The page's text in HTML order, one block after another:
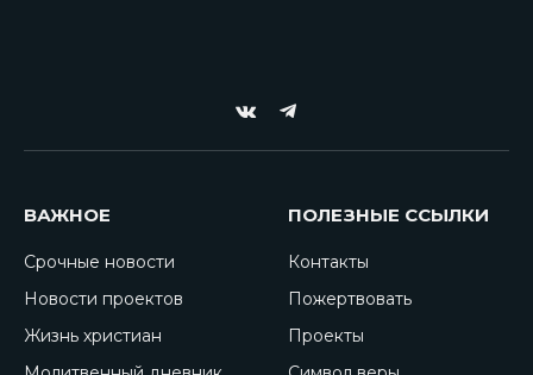
VKontakte
Telegram
ВАЖНОЕ
Срочные новости
Новости проектов
Жизнь христиан
ПОЛЕЗНЫЕ ССЫЛКИ
Контакты
Пожертвовать
Проекты